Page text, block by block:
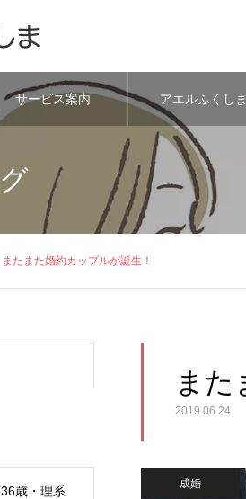
サービス案内 アエルふくしま
またまた婚約カップルが誕生！
また
2019.06.24
成婚
36歳・理系